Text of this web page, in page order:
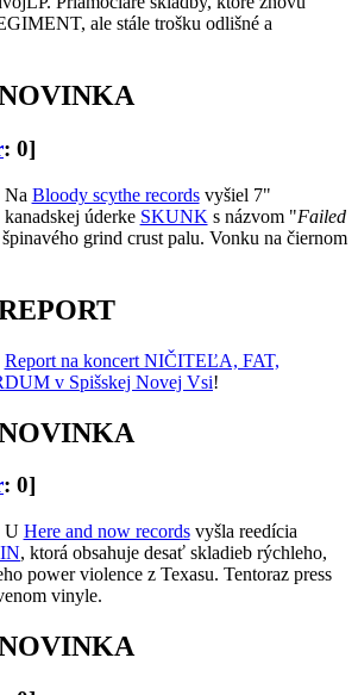
ale stále trošku odlišné a
NOVINKA
: 0]
Na Bloody scythe recordsvyšiel 7"
kanadskej úderke SKUNK s názvom "Failed
grind crust palu. Vonku na čiernom
Report na koncert NIČITEĽA, FAT,
v Spišskej Novej Vsi!
NOVINKA
: 0]
U Here and now recordsvyšla reedícia
, ktorá obsahuje desať skladieb rýchleho,
power violence z Texasu. Tentoraz press
vinyle.
NOVINKA